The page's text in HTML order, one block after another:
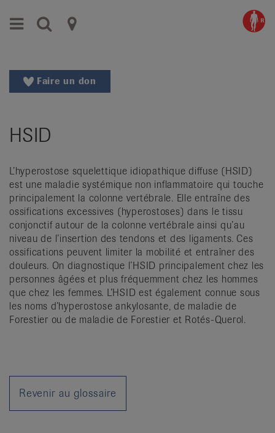
vers
au
Aller
Changer
de
Changer
de
langue:
de
Faire un don
HSID
L’hyperostose squelettique idiopathique diffuse (HSID)
est une maladie systémique non inflammatoire qui touche
principalement la colonne vertébrale. Elle entraîne des
ossifications excessives (hyperostoses) dans le tissu
conjonctif autour de la colonne vertébrale ainsi qu’au
niveau de l’insertion des tendons et des ligaments. Ces
ossifications peuvent limiter la mobilité et entraîner des
douleurs. On diagnostique l’HSID principalement chez les
personnes âgées et plus fréquemment chez les hommes
que chez les femmes. L’HSID est également connue sous
les noms d’hyperostose ankylosante, de maladie de
Forestier ou de maladie de Forestier et Rotés-Querol.
Revenir au glossaire
Menu Recherche
Ligues
contre
le
nationales
de
patients